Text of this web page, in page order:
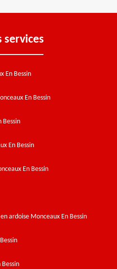
services
En Bessin
En Bessin
Bessin
En Bessin
En Bessin
ardoise Monceaux En Bessin